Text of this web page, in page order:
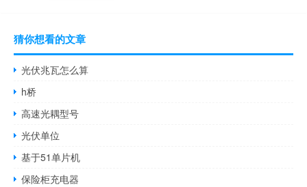
猜你想看的文章
光伏兆瓦怎么算
h桥
高速光耦型号
光伏单位
基于51单片机
保险柜充电器